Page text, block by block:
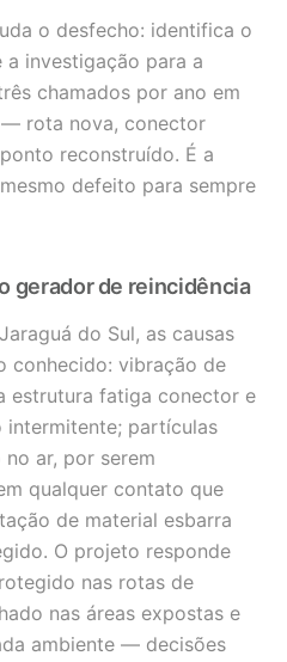
o desfecho: identifica o
investigação para a
chamados por ano em
rota nova, conector
reconstruído. É a
defeito para sempre
gerador de reincidência
do Sul, as causas
conhecido: vibração de
estrutura fatiga conector e
intermitente; partículas
ar, por serem
qualquer contato que
de material esbarra
O projeto responde
nas rotas de
nas áreas expostas e
ambiente — decisões